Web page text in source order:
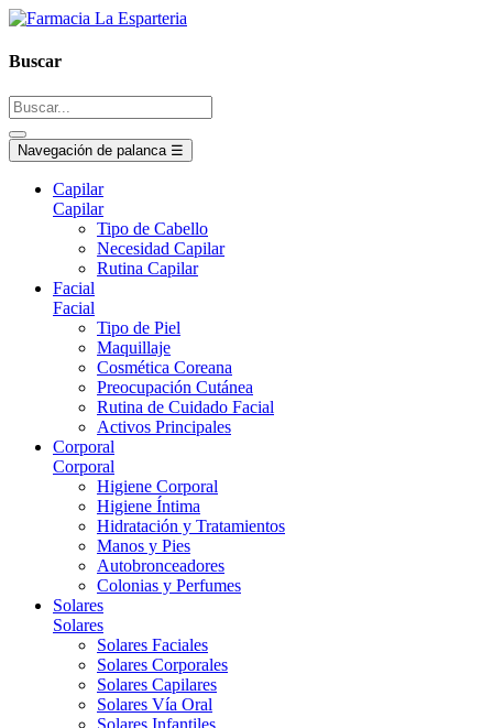
Buscar
Navegación de palanca ☰
Capilar
Capilar
Tipo de Cabello
Necesidad Capilar
Rutina Capilar
Facial
Facial
Tipo de Piel
Maquillaje
Cosmética Coreana
Preocupación Cutánea
Rutina de Cuidado Facial
Activos Principales
Corporal
Corporal
Higiene Corporal
Higiene Íntima
Hidratación y Tratamientos
Manos y Pies
Autobronceadores
Colonias y Perfumes
Solares
Solares
Solares Faciales
Solares Corporales
Solares Capilares
Solares Vía Oral
Solares Infantiles